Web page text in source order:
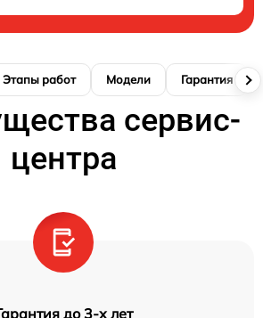
Этапы работ Модели Гарантия
сервис-
центра
до 3-х лет